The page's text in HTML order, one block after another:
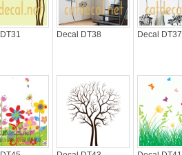
Decal DT38 Decal DT37